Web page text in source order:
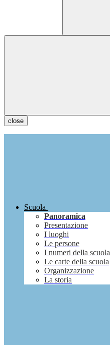
close
Scuola
Panoramica
Presentazione
I luoghi
Le persone
I numeri della scuola
Le carte della scuola
Organizzazione
La storia